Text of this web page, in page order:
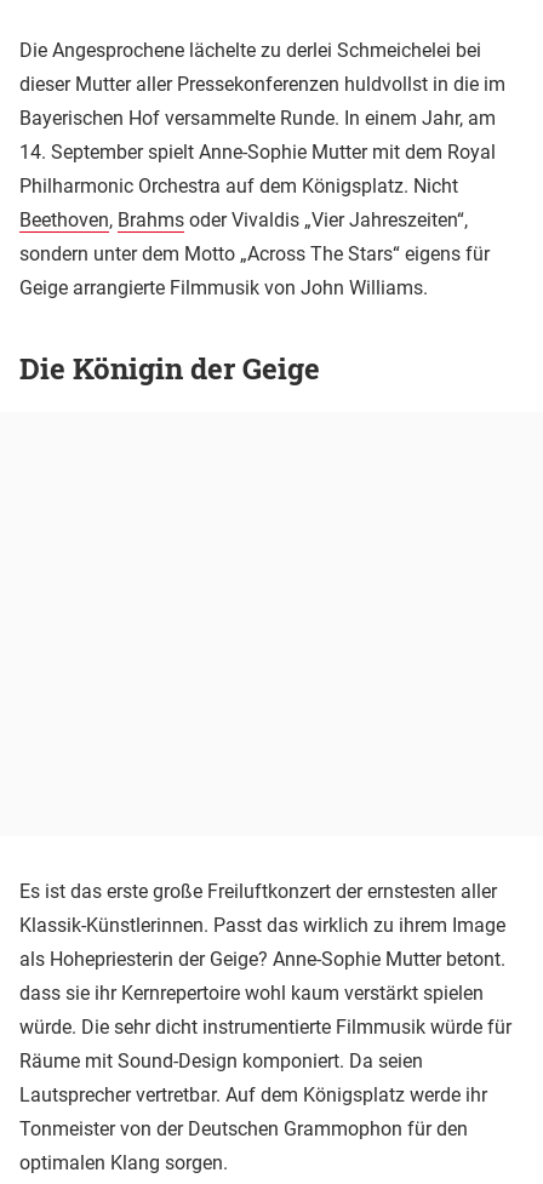
Die Angesprochene lächelte zu derlei Schmeichelei bei
dieser Mutter aller Pressekonferenzen huldvollst in die im
Bayerischen Hof versammelte Runde. In einem Jahr, am
14. September spielt Anne-Sophie Mutter mit dem Royal
Philharmonic Orchestra auf dem Königsplatz. Nicht
Beethoven, Brahms oder Vivaldis „Vier Jahreszeiten“,
sondern unter dem Motto „Across The Stars“ eigens für
Geige arrangierte Filmmusik von John Williams.
Die Königin der Geige
Es ist das erste große Freiluftkonzert der ernstesten aller
Klassik-Künstlerinnen. Passt das wirklich zu ihrem Image
als Hohepriesterin der Geige? Anne-Sophie Mutter betont.
dass sie ihr Kernrepertoire wohl kaum verstärkt spielen
würde. Die sehr dicht instrumentierte Filmmusik würde für
Räume mit Sound-Design komponiert. Da seien
Lautsprecher vertretbar. Auf dem Königsplatz werde ihr
Tonmeister von der Deutschen Grammophon für den
optimalen Klang sorgen.